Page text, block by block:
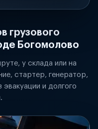
грузового
Богомолово
у склада или на
стартер, генератор,
и долгого